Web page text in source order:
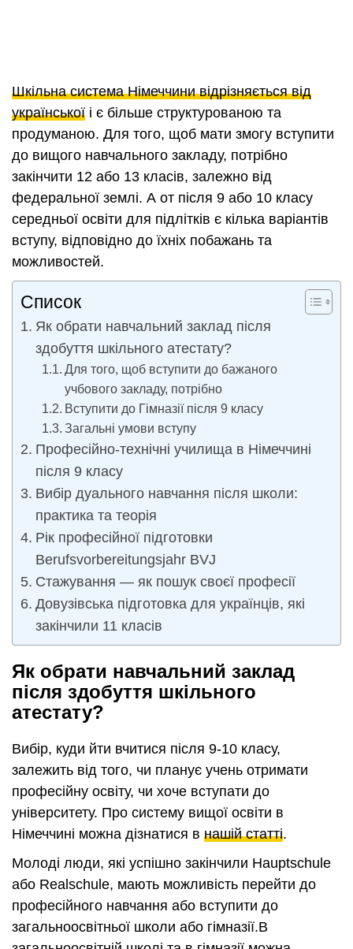
Шкільна система Німеччини відрізняється від
української і є більше структурованою та
продуманою. Для того, щоб мати змогу вступити
до вищого навчального закладу, потрібно
закінчити 12 або 13 класів, залежно від
федеральної землі. А от після 9 або 10 класу
середньої освіти для підлітків є кілька варіантів
вступу, відповідно до їхніх побажань та
можливостей.
Список
Як обрати навчальний заклад після
здобуття шкільного атестату?
Для того, щоб вступити до бажаного
учбового закладу, потрібно
Вступити до Гімназії після 9 класу
Загальні умови вступу
Професійно-технічні училища в Німеччині
після 9 класу
Вибір дуального навчання після школи:
практика та теорія
Рік професійної підготовки
Berufsvorbereitungsjahr BVJ
Стажування — як пошук своєї професії
Довузівська підготовка для українців, які
закінчили 11 класів
Як обрати навчальний заклад
після здобуття шкільного
атестату?
Вибір, куди йти вчитися після 9-10 класу,
залежить від того, чи планує учень отримати
професійну освіту, чи хоче вступати до
університету. Про систему вищої освіти в
Німеччині можна дізнатися в нашій статті.
Молоді люди, які успішно закінчили Hauptschule
або Realschule, мають можливість перейти до
професійного навчання або вступити до
загальноосвітньої школи або гімназії.В